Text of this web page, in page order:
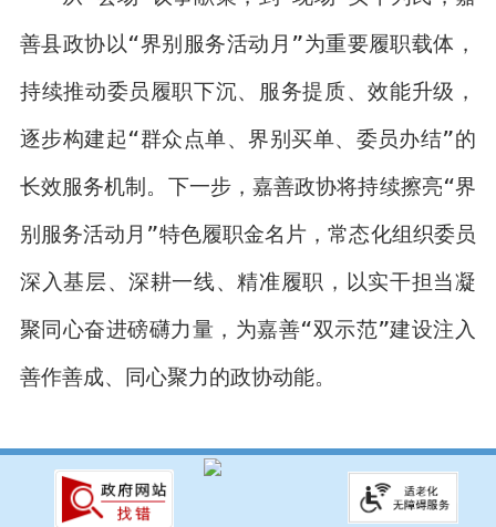
善县政协以“界别服务活动月”为重要履职载体，
持续推动委员履职下沉、服务提质、效能升级，
逐步构建起“群众点单、界别买单、委员办结”的
长效服务机制。下一步，嘉善政协将持续擦亮“界
别服务活动月”特色履职金名片，常态化组织委员
深入基层、深耕一线、精准履职，以实干担当凝
聚同心奋进磅礴力量，为嘉善“双示范”建设注入
善作善成、同心聚力的政协动能。